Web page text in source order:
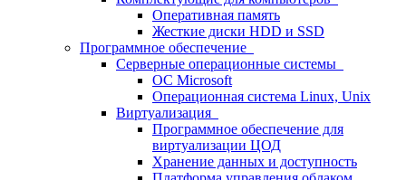
Оперативная память
Жесткие диски HDD и SSD
Программное обеспечение
Серверные операционные системы
ОС Microsoft
Операционная система Linux, Unix
Виртуализация
Программное обеспечение для
виртуализации ЦОД
Хранение данных и доступность